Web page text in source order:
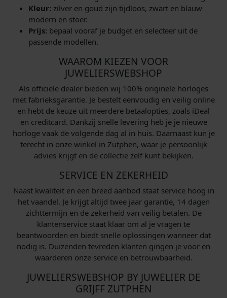
Kleur: zilver en goud zijn tijdloos, zwart en blauw
modern en stoer.
Prijs: bepaal vooraf je budget en selecteer uit de
passende modellen.
WAAROM KIEZEN VOOR
JUWELIERSWEBSHOP
Als officiële dealer bieden wij 100% originele horloges
met fabrieksgarantie. Je bestelt eenvoudig en veilig online
en hebt de keuze uit meerdere betaalopties, zoals iDeal
en creditcard. Dankzij snelle levering heb je je nieuwe
horloge vaak de volgende dag al in huis. Daarnaast kun je
terecht in onze winkel in Zutphen, waar je persoonlijk
advies krijgt en de collectie zelf kunt bekijken.
SERVICE EN ZEKERHEID
Naast kwaliteit en een breed aanbod staat service hoog in
het vaandel. Je krijgt altijd twee jaar garantie, 14 dagen
zichttermijn en de zekerheid van veilig betalen. De
klantenservice staat klaar om al je vragen te
beantwoorden en biedt snelle oplossingen wanneer dat
nodig is. Duizenden tevreden klanten gingen je voor en
waarderen onze service en betrouwbaarheid.
JUWELIERSWEBSHOP BY JUWELIER DE
GRIJFF ZUTPHEN